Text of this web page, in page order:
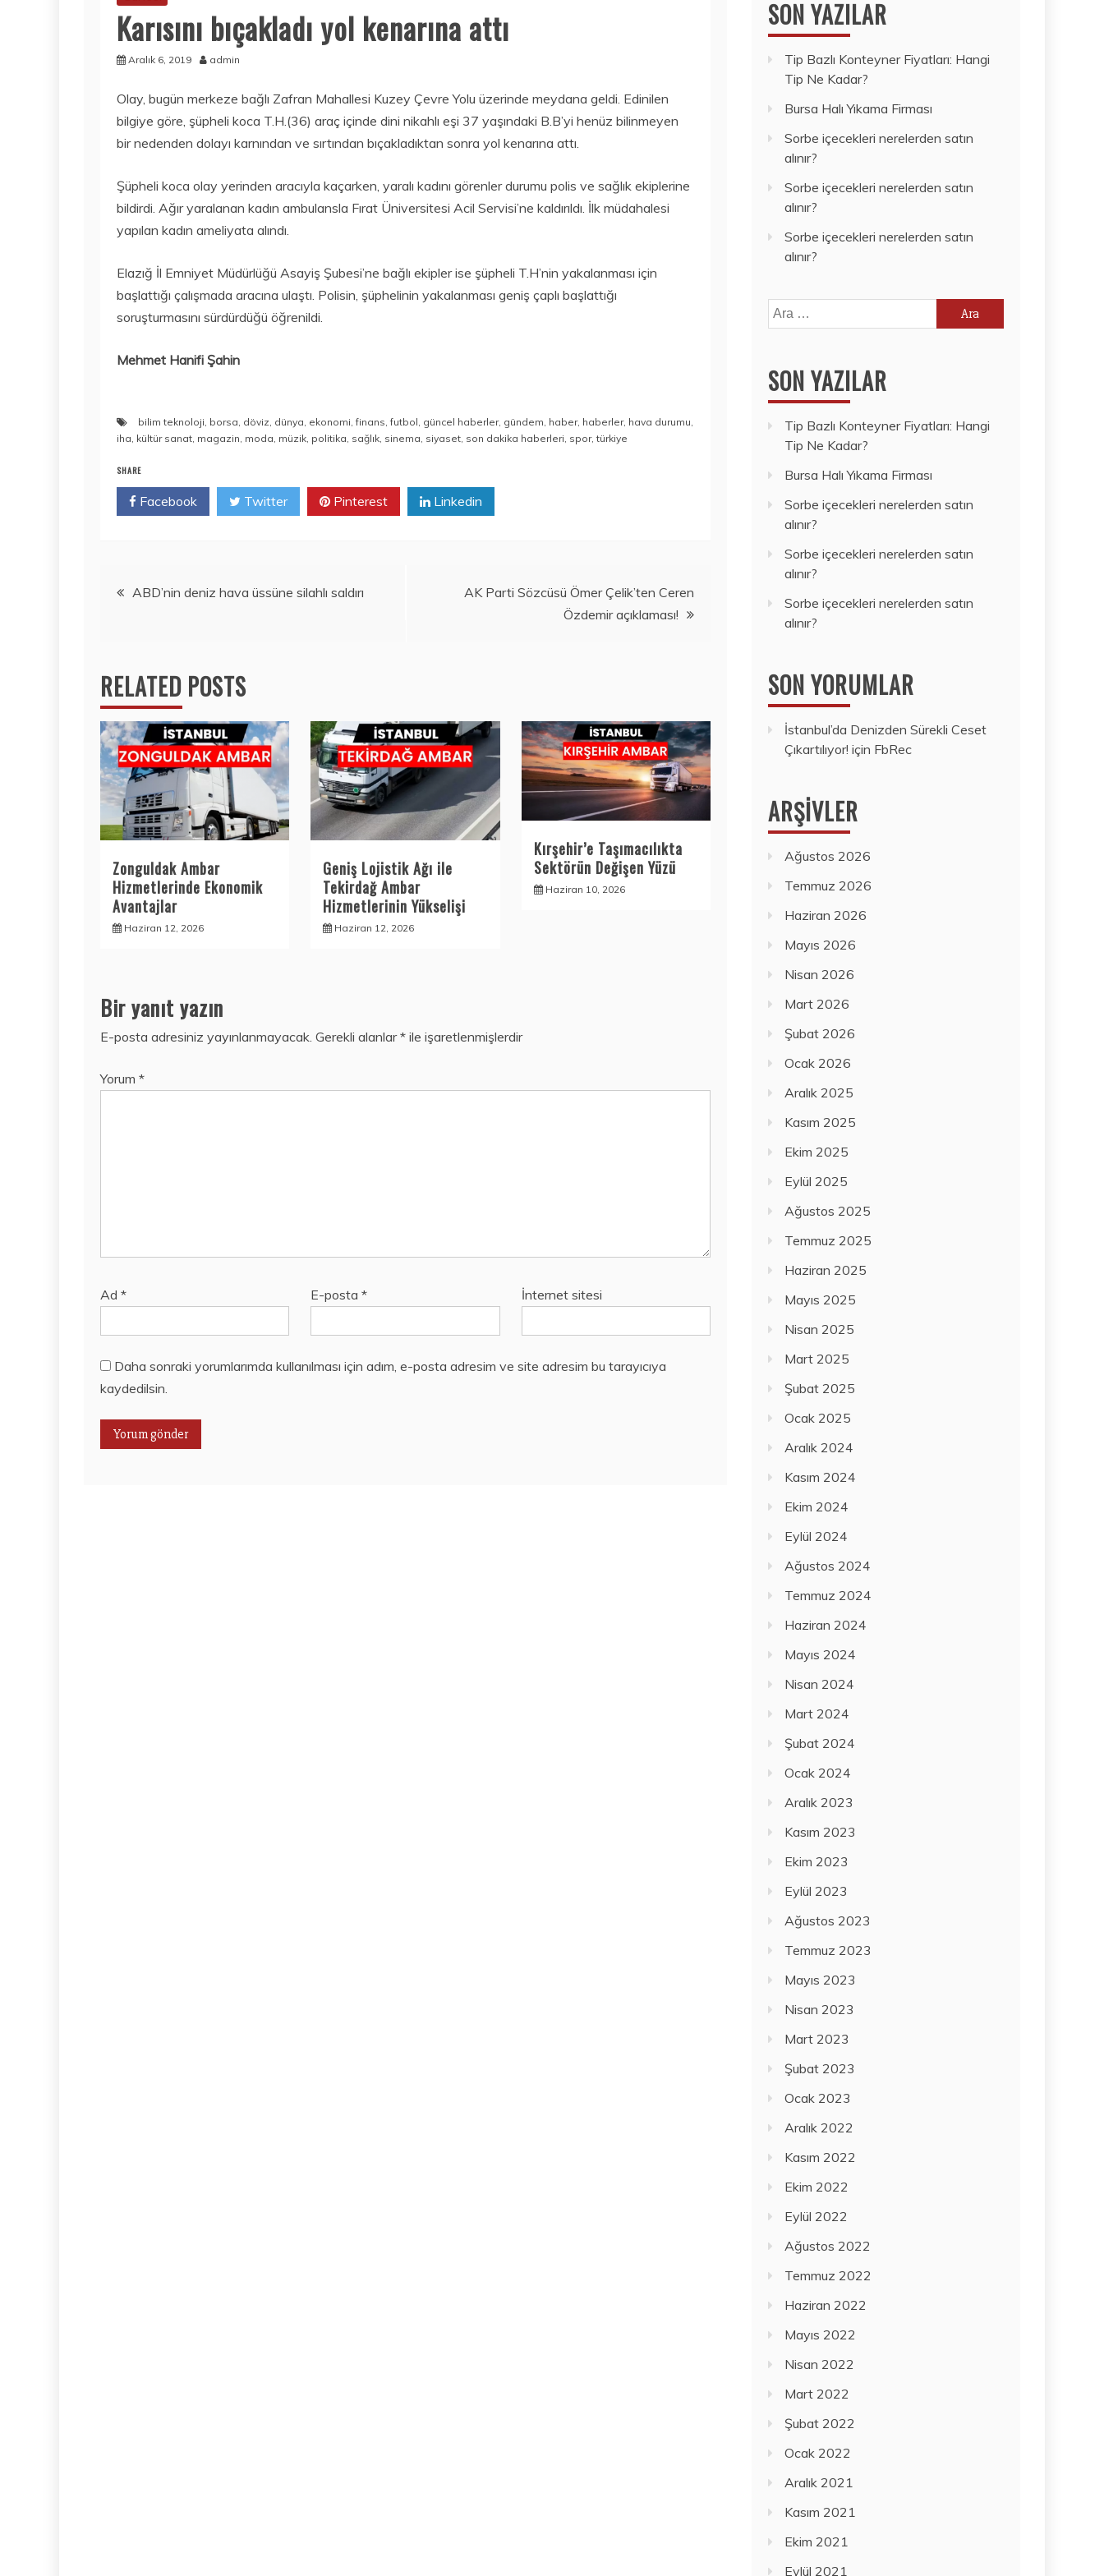
Karısını bıçakladı yol kenarına attı
Aralık 6, 2019 admin
Olay, bugün merkeze bağlı Zafran Mahallesi Kuzey Çevre Yolu üzerinde meydana geldi. Edinilen
bilgiye göre, şüpheli koca T.H.(36) araç içinde dini nikahlı eşi 37 yaşındaki B.B’yi henüz bilinmeyen
bir nedenden dolayı karnından ve sırtından bıçakladıktan sonra yol kenarına attı.
Şüpheli koca olay yerinden aracıyla kaçarken, yaralı kadını görenler durumu polis ve sağlık ekiplerine
bildirdi. Ağır yaralanan kadın ambulansla Fırat Üniversitesi Acil Servisi’ne kaldırıldı. İlk müdahalesi
yapılan kadın ameliyata alındı.
Elazığ İl Emniyet Müdürlüğü Asayiş Şubesi’ne bağlı ekipler ise şüpheli T.H’nin yakalanması için
başlattığı çalışmada aracına ulaştı. Polisin, şüphelinin yakalanması geniş çaplı başlattığı
soruşturmasını sürdürdüğü öğrenildi.
Mehmet Hanifi Şahin
bilim teknoloji, borsa, döviz, dünya, ekonomi,finans,futbol, güncel haberler, gündem, haber, haberler, hava durumu,
iha, kültür sanat, magazin, moda, müzik, politika, sağlık, sinema, siyaset, son dakika haberleri, spor,türkiye
SHARE
Facebook Twitter Pinterest Linkedin
YazıABD’nin deniz hava üssüne silahlı saldırı
AK Parti Sözcüsü Ömer Çelik’ten Ceren
Özdemir açıklaması!
RELATED POSTS
Zonguldak Ambar
Hizmetlerinde Ekonomik
Avantajlar
Haziran 12, 2026
Geniş Lojistik Ağı ile
Tekirdağ Ambar
Hizmetlerinin Yükselişi
Haziran 12, 2026
Kırşehir’e Taşımacılıkta
Sektörün Değişen Yüzü
Haziran 10, 2026
Bir yanıt yazın
E-posta adresiniz yayınlanmayacak. Gerekli alanlar* ile işaretlenmişlerdir
Yorum *
Ad * E-posta* İnternet sitesi
Daha sonraki yorumlarımda kullanılması için adım, e-posta adresim ve site adresim bu tarayıcıya
kaydedilsin.
SON YAZILAR
Tip Bazlı Konteyner Fiyatları: Hangi
Tip Ne Kadar?
Bursa Halı Yıkama Firması
Sorbe içecekleri nerelerden satın
alınır?
Sorbe içecekleri nerelerden satın
alınır?
Sorbe içecekleri nerelerden satın
alınır?
Arama:
SON YAZILAR
Tip Bazlı Konteyner Fiyatları: Hangi
Tip Ne Kadar?
Bursa Halı Yıkama Firması
Sorbe içecekleri nerelerden satın
alınır?
Sorbe içecekleri nerelerden satın
alınır?
Sorbe içecekleri nerelerden satın
alınır?
SON YORUMLAR
İstanbul’da Denizden Sürekli Ceset
Çıkartılıyor! için FbRec
ARŞIVLER
Ağustos 2026
Temmuz 2026
Haziran 2026
Mayıs 2026
Nisan 2026
Mart 2026
Şubat 2026
Ocak 2026
Aralık 2025
Kasım 2025
Ekim 2025
Eylül 2025
Ağustos 2025
Temmuz 2025
Haziran 2025
Mayıs 2025
Nisan 2025
Mart 2025
Şubat 2025
Ocak 2025
Aralık 2024
Kasım 2024
Ekim 2024
Eylül 2024
Ağustos 2024
Temmuz 2024
Haziran 2024
Mayıs 2024
Nisan 2024
Mart 2024
Şubat 2024
Ocak 2024
Aralık 2023
Kasım 2023
Ekim 2023
Eylül 2023
Ağustos 2023
Temmuz 2023
Mayıs 2023
Nisan 2023
Mart 2023
Şubat 2023
Ocak 2023
Aralık 2022
Kasım 2022
Ekim 2022
Eylül 2022
Ağustos 2022
Temmuz 2022
Haziran 2022
Mayıs 2022
Nisan 2022
Mart 2022
Şubat 2022
Ocak 2022
Aralık 2021
Kasım 2021
Ekim 2021
Eylül 2021